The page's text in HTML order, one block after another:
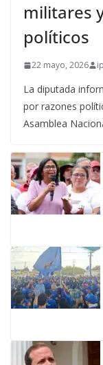
militares
políticos
22 mayo, 2026
La diputada
por razones
Asamblea